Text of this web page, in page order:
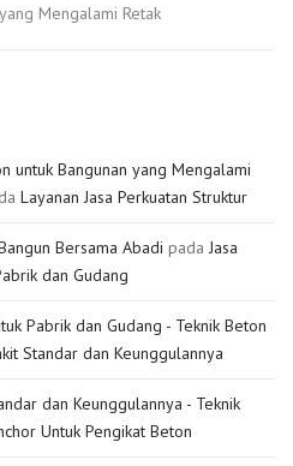
Mengalami Retak
untuk Bangunan yang Mengalami
Layanan Jasa Perkuatan Struktur
Bersama Abadi pada Jasa
dan Gudang
Pabrik dan Gudang - Teknik Beton
Standar dan Keunggulannya
dan Keunggulannya - Teknik
Untuk Pengikat Beton